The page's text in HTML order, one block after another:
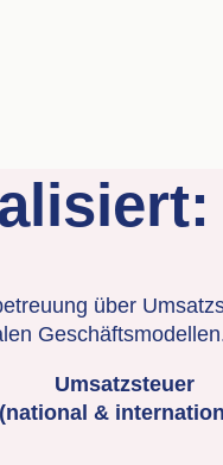
über
Umsatzsteuer
(national &